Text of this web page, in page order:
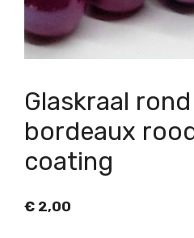
Glaskraal
bordeaux
coating
€ 2,00